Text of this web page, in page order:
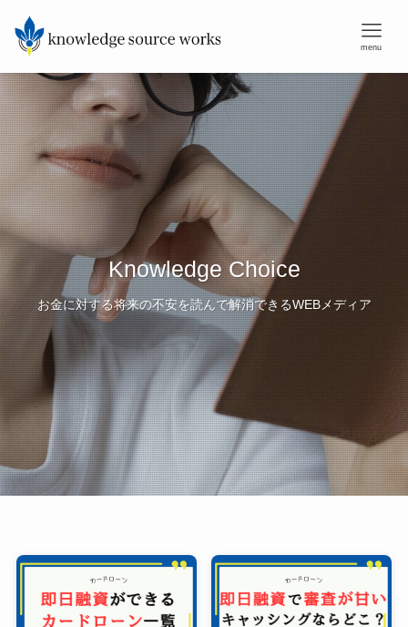
menu
Knowledge Choice
お金に対する将来の不安を読んで解消できるWEBメディア